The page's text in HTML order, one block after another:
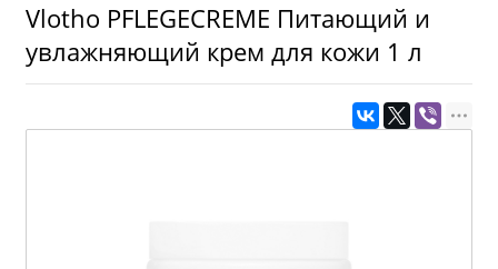
Vlotho PFLEGECREME Питающий и
увлажняющий крем для кожи 1 л